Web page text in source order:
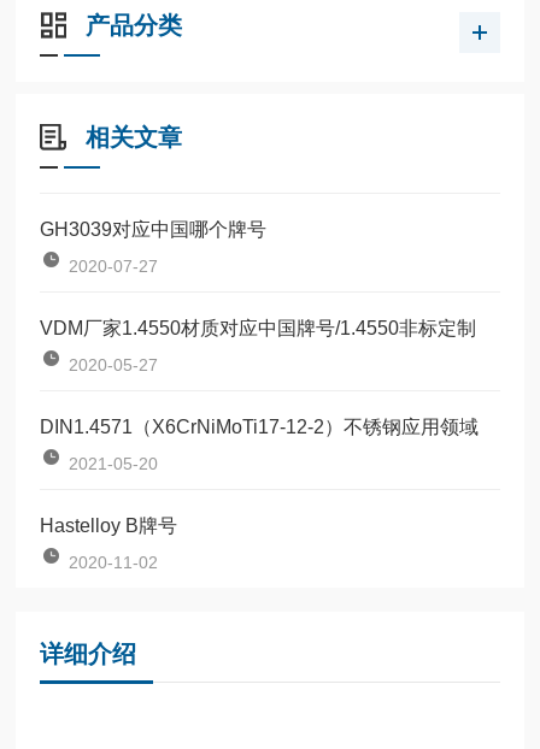
产品分类
相关文章
GH3039对应中国哪个牌号
2020-07-27
VDM厂家1.4550材质对应中国牌号/1.4550非标定制
2020-05-27
DIN1.4571（X6CrNiMoTi17-12-2）不锈钢应用领域
2021-05-20
Hastelloy B牌号
2020-11-02
详细介绍